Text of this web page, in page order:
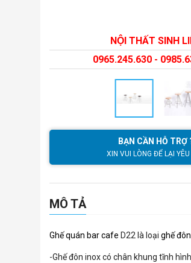
NỘI THẤT SINH
0965.245.630 -
BẠN CẦN HỖ TRỢ
XIN VUI LÒNG ĐỂ LẠI YÊU
MÔ TẢ
Ghế quán bar cafe D22 là loại ghế
-Ghế đôn inox có chân khung tĩnh